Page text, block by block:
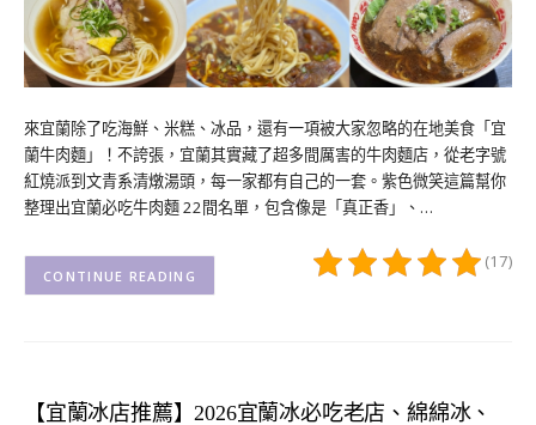
來宜蘭除了吃海鮮、米糕、冰品，還有一項被大家忽略的在地美食「宜
蘭牛肉麵」！不誇張，宜蘭其實藏了超多間厲害的牛肉麵店，從老字號
紅燒派到文青系清燉湯頭，每一家都有自己的一套。紫色微笑這篇幫你
整理出宜蘭必吃牛肉麵 22間名單，包含像是「真正香」、…
(17)
CONTINUE READING
【宜蘭冰店推薦】2026宜蘭冰必吃老店、綿綿冰、